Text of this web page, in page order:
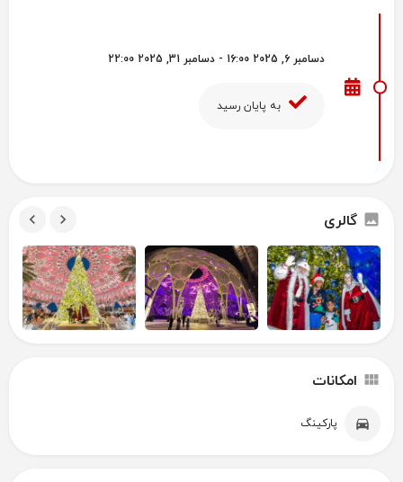
دسامبر 6, 2025 16:00 - دسامبر 31, 2025 22:00
به پایان رسید
گالری
امکانات
پارکینگ